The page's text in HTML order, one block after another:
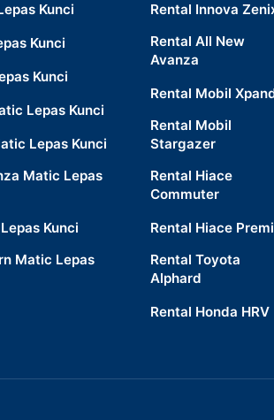
Kunci
Kunci
Kunci
Lepas Kunci
Lepas Kunci
Matic Lepas
Kunci
Matic Lepas
Rental Innova
Rental All New
Avanza
Rental Mobil
Rental Mobil
Stargazer
Rental Hiace
Commuter
Rental Hiace
Rental Toyota
Alphard
Rental Honda HRV